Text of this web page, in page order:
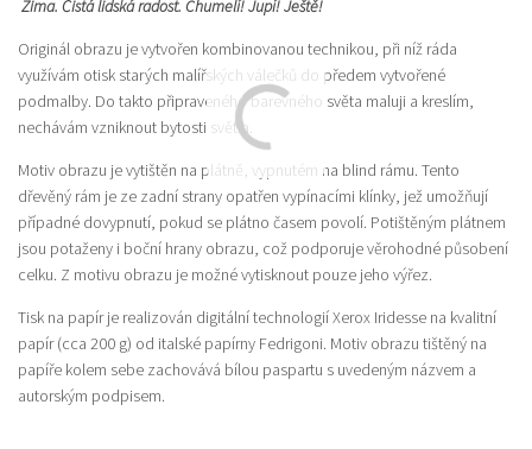
Zima. Čistá lidská radost. Chumelí! Jupí! Ještě!
Originál obrazu je vytvořen kombinovanou technikou, při níž ráda
využívám otisk starých malířských válečků do předem vytvořené
podmalby. Do takto připraveného barevného světa maluji a kreslím,
nechávám vzniknout bytosti světla.
Motiv obrazu je vytištěn na plátně, vypnutém na blind rámu. Tento
dřevěný rám je ze zadní strany opatřen vypínacími klínky, jež umožňují
případné dovypnutí, pokud se plátno časem povolí. Potištěným plátnem
jsou potaženy i boční hrany obrazu, což podporuje věrohodné působení
celku. Z motivu obrazu je možné vytisknout pouze jeho výřez.
Tisk na papír je realizován digitální technologií Xerox Iridesse na kvalitní
papír (cca 200 g) od italské papírny Fedrigoni. Motiv obrazu tištěný na
papíře kolem sebe zachovává bílou paspartu s uvedeným názvem a
autorským podpisem.